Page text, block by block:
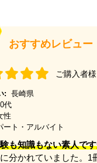
おすすめレビュー
ご購入者様
: 長崎県
代
性
ート・アルバイト
も知識もない素人で
分かれていました。